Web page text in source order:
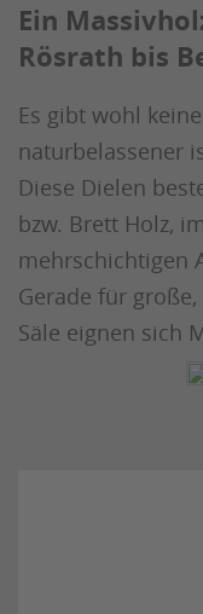
Ein
Rösrath bis
Es gibt wohl
naturbelassener
Diese Dielen
bzw. Brett Holz,
mehrschichtigen
Gerade für
Säle eignen sich